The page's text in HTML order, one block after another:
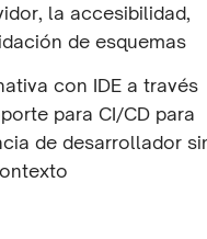
la accesibilidad,
de esquemas
con IDE a través
para CI/CD para
de desarrollador